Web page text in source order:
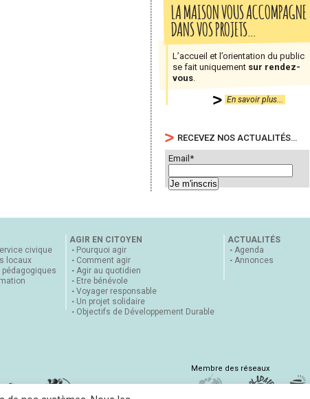
LA MAISON VOUS ACCOMPAGNE
DANS VOS PROJETS…
L’accueil et l’orientation du public
se fait uniquement sur rendez-
vous
En savoir plus...
RECEVEZ NOS ACTUALITÉS…
Email*
civique
locaux
pédagogiques
AGIR EN CITOYEN
Pourquoi agir
Comment agir
Agir au quotidien
Etre bénévole
Voyager responsable
Un projet solidaire
Objectifs de Développement Durable
ACTUALITÉS
Agenda
Annonces
Membre des réseaux